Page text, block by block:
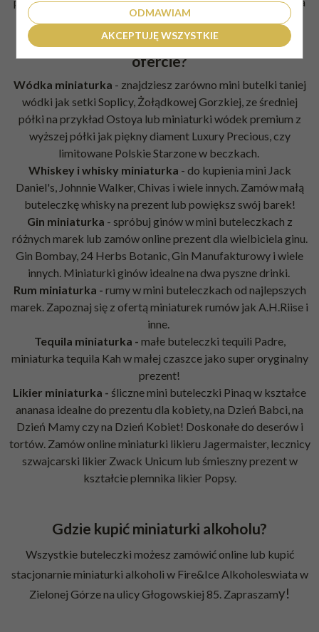
buteleczka zachwyci każdego obdarowanego.
Miniaturki alkoholu- co znajdziesz w naszej
ofercie?
Wódka miniaturka - znajdziesz zarówno mini butelki taniej
wódki jak setki Soplicy, Żołądkowej Gorzkiej, ze średniej
półki na przykład Ostoya lub miniaturki wódek premium z
wyższej półki jak piękny diament Luxury Precious, czy
limitowane Polskie Starzone w beczkach.
Whiskey iwhisky miniaturka - do kupienia mini Jack
Daniel's, Johnnie Walker,Chivas i wiele innych. Zamów małą
buteleczkę whisky na prezent lub powiększ swój barek!
Gin miniaturka - spróbuj ginów w mini buteleczkach z
różnych marek lub zamów online prezent dla wielbiciela ginu.
Gin Bombay, 24 Herbs Botanic, Gin Manufakturowy i wiele
innych. Miniaturki ginów idealne na dwa pyszne drinki.
Rum miniaturka - rumy w mini buteleczkach od najlepszych
marek. Zapoznaj się z ofertą miniaturek rumów jak A.H.Riise i
inne.
Tequila miniaturka - małe buteleczki tequili Padre,
miniaturka tequila Kah w małej czaszce jako super oryginalny
prezent!
Likier miniaturka - śliczne mini buteleczki Pinaq w kształce
ananasa idealne do prezentu dla kobiety, na Dzień Babci, na
Dzień Mamy czy na Dzień Kobiet! Doskonałe do deserów i
tortów. Zamów online miniaturki likieru Jagermaister, lecznicy
szwajcarski likier Zwack Unicum lub śmieszny prezent w
kształcie plemnika likier Popsy.
Gdzie kupić miniaturki alkoholu?
Wszystkie buteleczki możesz zamówić online lub kupić
stacjonarnie miniaturki alkoholi w Fire&Ice Alkoholeswiata w
Zielonej Górze na ulicy Głogowskiej 85. Zapraszamy!
ODMAWIAM
AKCEPTUJĘ WSZYSTKIE